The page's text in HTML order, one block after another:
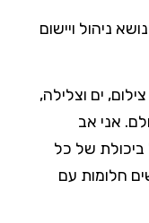
ניהול ויישום
ים וצלילה,
אני אב
ביכולת של כל
חלומות עם